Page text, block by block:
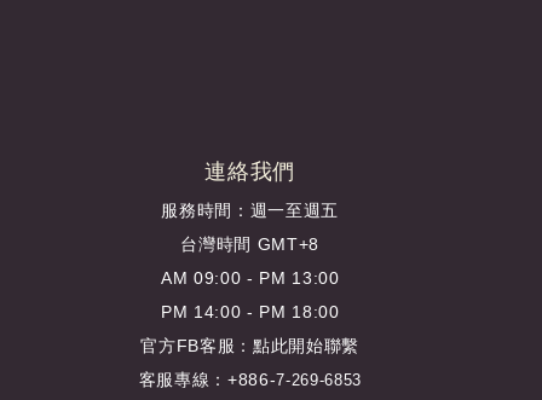
連絡我們
服務時間：週一至週五
台灣時間 GMT+8
AM 09:00 - PM 13:00
PM 14:00 - PM 18:00
官方FB客服：點此開始聯繫
客服專線：+886-7-269-6853